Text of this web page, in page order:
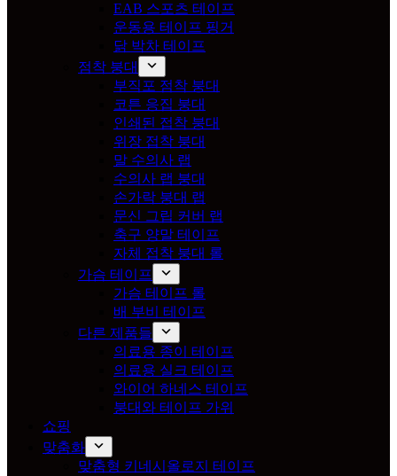
EAB 스포츠 테이프
운동용 테이프 핑거
닭 박차 테이프
점착 붕대
부직포 점착 붕대
코튼 응집 붕대
인쇄된 접착 붕대
위장 접착 붕대
말 수의사 랩
수의사 랩 붕대
손가락 붕대 랩
문신 그립 커버 랩
축구 양말 테이프
자체 접착 붕대 롤
가슴 테이프
가슴 테이프 롤
배 부비 테이프
다른 제품들
의료용 종이 테이프
의료용 실크 테이프
와이어 하네스 테이프
붕대와 테이프 가위
쇼핑
맞춤화
맞춤형 키네시올로지 테이프